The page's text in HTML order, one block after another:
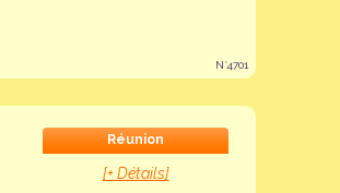
N°4701
Réunion
[+ Détails]